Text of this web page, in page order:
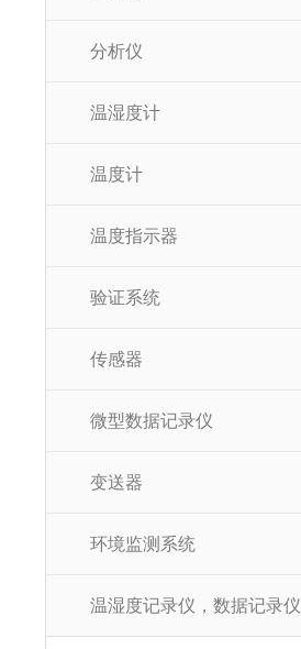
分析仪
温湿度计
温度计
温度指示器
验证系统
传感器
微型数据记录仪
变送器
环境监测系统
温湿度记录仪，数据记录仪